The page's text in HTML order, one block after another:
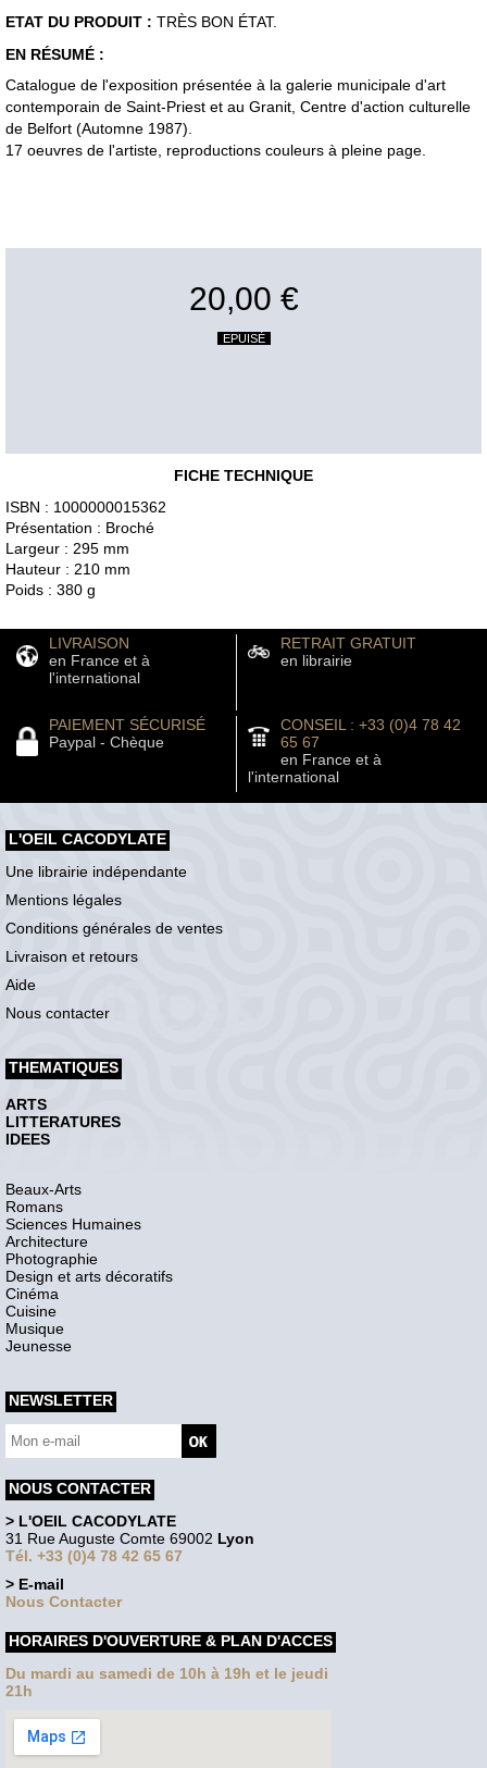
ETAT DU PRODUIT : TRÈS BON ÉTAT.
EN RÉSUMÉ :
Catalogue de l'exposition présentée à la galerie municipale d'art
contemporain de Saint-Priest et au Granit, Centre d'action culturelle
de Belfort (Automne 1987).
17 oeuvres de l'artiste, reproductions couleurs à pleine page.
20,00 €
EPUISÉ
FICHE TECHNIQUE
ISBN : 1000000015362
Présentation : Broché
Largeur : 295 mm
Hauteur : 210 mm
Poids : 380 g
LIVRAISON
en France et à
l'international
RETRAIT GRATUIT
en librairie
PAIEMENT SÉCURISÉ
Paypal - Chèque
CONSEIL : +33 (0)4 78 42
65 67
en France et à
l'international
L'OEIL CACODYLATE
Une librairie indépendante
Mentions légales
Conditions générales de ventes
Livraison et retours
Aide
Nous contacter
THEMATIQUES
ARTS
LITTERATURES
IDEES
Beaux-Arts
Romans
Sciences Humaines
Architecture
Photographie
Design et arts décoratifs
Cinéma
Cuisine
Musique
Jeunesse
NEWSLETTER
NOUS CONTACTER
> L'OEIL CACODYLATE
31 Rue Auguste Comte 69002 Lyon
Tél. +33 (0)4 78 42 65 67
> E-mail
Nous Contacter
HORAIRES D'OUVERTURE & PLAN D'ACCES
Du mardi au samedi de 10h à 19h et le jeudi
21h